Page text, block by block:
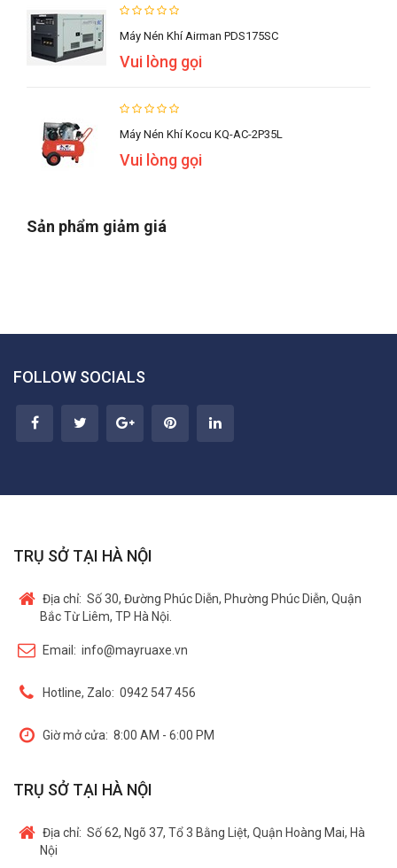
Máy Nén Khí Airman PDS175SC
Vui lòng gọi
Máy Nén Khí Kocu KQ-AC-2P35L
Vui lòng gọi
Sản phẩm giảm giá
FOLLOW SOCIALS
TRỤ SỞ TẠI HÀ NỘI
Địa chỉ: Số 30, Đường Phúc Diễn, Phường Phúc Diễn, Quận
Bắc Từ Liêm, TP Hà Nội.
Email: info@mayruaxe.vn
Hotline, Zalo: 0942 547 456
Giờ mở cửa: 8:00 AM - 6:00 PM
TRỤ SỞ TẠI HÀ NỘI
Địa chỉ: Số 62, Ngõ 37, Tổ 3 Bằng Liệt, Quận Hoàng Mai, Hà
Nội